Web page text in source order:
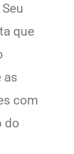
que
as
com
do